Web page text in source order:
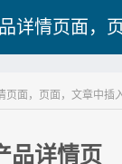
详情页面，
页面，页面，文章中插
品详情页